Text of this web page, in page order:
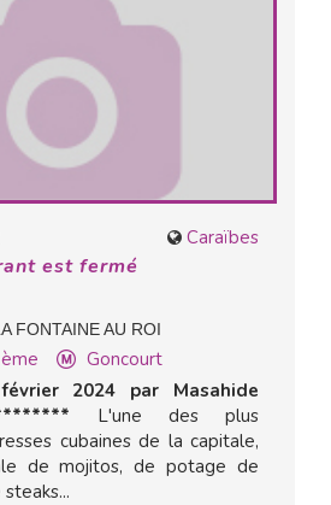
Caraïbes
est fermé
FONTAINE AU ROI
Goncourt
2024 par Masahide
L'une des plus
cubaines de la capitale,
de mojitos, de potage de